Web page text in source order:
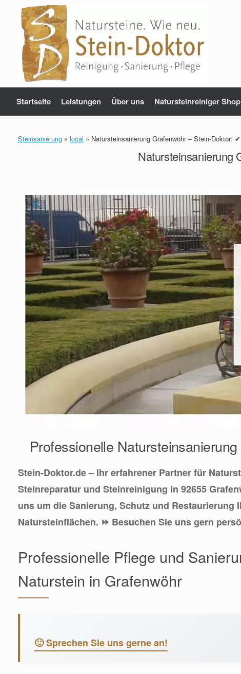
springen
Startseite Leistungen Über uns Natursteinreiniger Shop
Steinsanierung » local » Natursteinsanierung Grafenwöhr – Stein-Doktor:
Natursteinsanierung
Professionelle
Stein-Doktor.de – Ihr erfahrener Partner für
Steinreparatur und Steinreinigung in 92655
uns um die Sanierung, Schutz und Restaurierung
Natursteinflächen. ⏩ Besuchen Sie uns gern
Professionelle Pflege und
Naturstein in Grafenwöhr
🙂 Sprechen Sie uns gerne an!